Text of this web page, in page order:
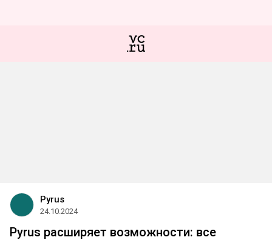
Pyrus
24.10.2024
Pyrus расширяет возможности: все